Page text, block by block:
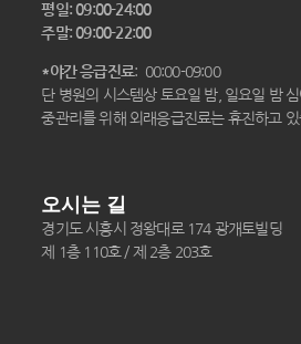
평일: 09:00-24:00
주말: 09:00-22:00
*야간 응급진료: 00:00-09:00
단 병원의 시스템상 토요일 밤, 일요일 밤
중관리를 위해 외래응급진료는 휴진하고 있
오시는 길
경기도 시흥시 정왕대로 174 광개토빌딩
제 1층 110호 / 제 2층 203호